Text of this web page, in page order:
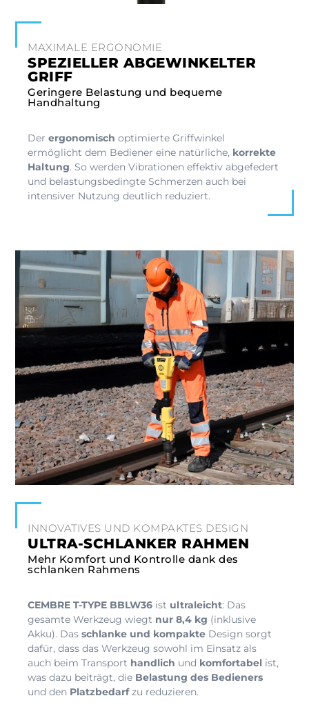
MAXIMALE ERGONOMIE
SPEZIELLER ABGEWINKELTER
GRIFF
Geringere Belastung und bequeme
Handhaltung
Der ergonomisch optimierte Griffwinkel
ermöglicht dem Bediener eine natürliche, korrekte
Haltung. So werden Vibrationen effektiv abgefedert
und belastungsbedingte Schmerzen auch bei
intensiver Nutzung deutlich reduziert.
INNOVATIVES UND KOMPAKTES DESIGN
ULTRA-SCHLANKER RAHMEN
Mehr Komfort und Kontrolle dank des
schlanken Rahmens
CEMBRE T-TYPE BBLW36 ist ultraleicht: Das
gesamte Werkzeug wiegt nur 8,4 kg (inklusive
Akku). Das schlanke und kompakte Design sorgt
dafür, dass das Werkzeug sowohl im Einsatz als
auch beim Transport handlich und komfortabel ist,
was dazu beiträgt, die Belastung des Bedieners
und den Platzbedarfzu reduzieren.